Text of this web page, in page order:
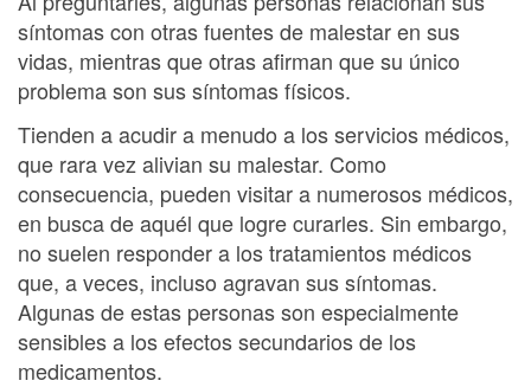
síntomas con otras fuentes de malestar en sus
vidas, mientras que otras afirman que su único
problema son sus síntomas físicos.
Tienden a acudir a menudo a los servicios médicos,
que rara vez alivian su malestar. Como
consecuencia, pueden visitar a numerosos médicos,
en busca de aquél que logre curarles. Sin embargo,
no suelen responder a los tratamientos médicos
que, a veces, incluso agravan sus síntomas.
Algunas de estas personas son especialmente
sensibles a los efectos secundarios de los
medicamentos.